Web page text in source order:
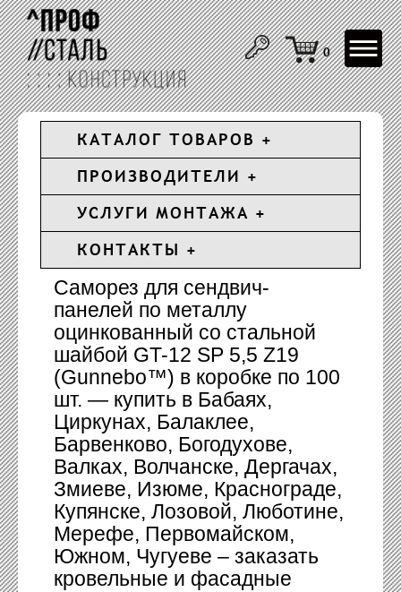
Toggle
0
КАТАЛОГ ТОВАРОВ
ПРОИЗВОДИТЕЛИ
УСЛУГИ МОНТАЖА
КОНТАКТЫ
Саморез для сендвич-
панелей по металлу
оцинкованный со стальной
шайбой GT-12 SP 5,5 Z19
(Gunnebo™) в коробке по 100
шт. — купить в Бабаях,
Циркунах, Балаклее,
Барвенково, Богодухове,
Валках, Волчанске, Дергачах,
Змиеве, Изюме, Краснограде,
Купянске, Лозовой, Люботине,
Мерефе, Первомайском,
Южном, Чугуеве – заказать
кровельные и фасадные